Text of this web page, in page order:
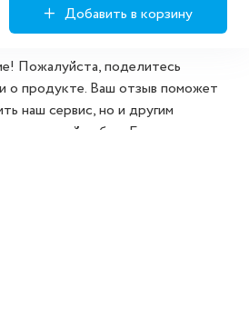
Добавить в корзину
Пожалуйста, поделитесь
о продукте. Ваш отзыв поможет
наш сервис, но и другим
осознанный выбор. Благодарим за